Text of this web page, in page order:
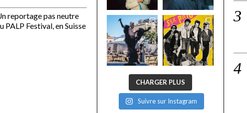
reportage pas neutre
PALP Festival, en Suisse
CHARGER PLUS
Suivre sur Instagram